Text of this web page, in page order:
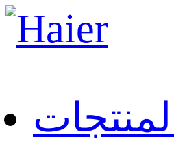
المنتجات